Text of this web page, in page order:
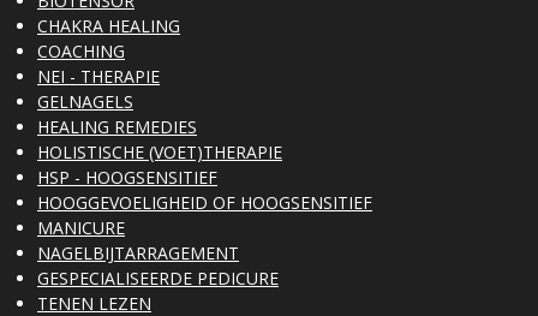
CHAKRA HEALING
COACHING
NEI - THERAPIE
GELNAGELS
HEALING REMEDIES
HOLISTISCHE (VOET)THERAPIE
HSP - HOOGSENSITIEF
HOOGGEVOELIGHEID OF HOOGSENSITIEF
MANICURE
NAGELBIJTARRAGEMENT
GESPECIALISEERDE PEDICURE
TENEN LEZEN